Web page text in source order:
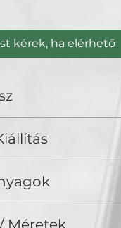
kérek, ha elérhető
Méretek